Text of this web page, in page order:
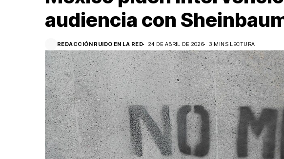
audiencia con
REDACCIÓN RUIDO EN LA RED 24 DE ABRIL DE 2026 3 MINS LECTURA